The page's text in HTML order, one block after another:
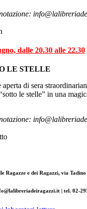
dalle 20.30 alle 22.30
LE STELLE
di sera
le stelle” in una
Ragazze e dei Ragazzi, via
| tel. 02-